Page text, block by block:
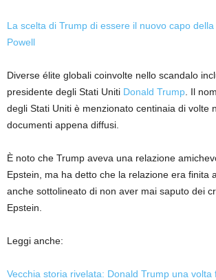
La scelta di Trump di essere il nuovo capo
Powell
Diverse élite globali coinvolte nello scandalo
presidente degli Stati Uniti Donald Trump . Il
degli Stati Uniti è menzionato centinaia di volte
documenti appena diffusi.
È noto che Trump aveva una relazione
Epstein, ma ha detto che la relazione era finita
anche sottolineato di non aver mai saputo dei
Epstein.
Leggi anche:
Vecchia storia rivelata: Donald Trump una